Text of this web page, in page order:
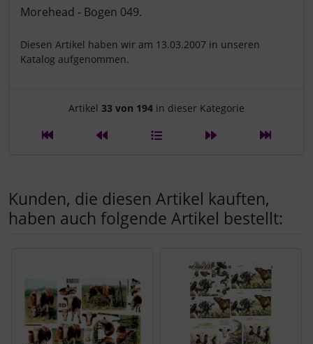
Produktbeschreibung
Morehead - Bogen 049.
Diesen Artikel haben wir am 13.03.2007 in unseren
Katalog aufgenommen.
Artikelnavigation innerhalb
Artikel 33 von 194 in dieser Kategorie
Kunden, die diesen Artikel kauften,
haben auch folgende Artikel bestellt: